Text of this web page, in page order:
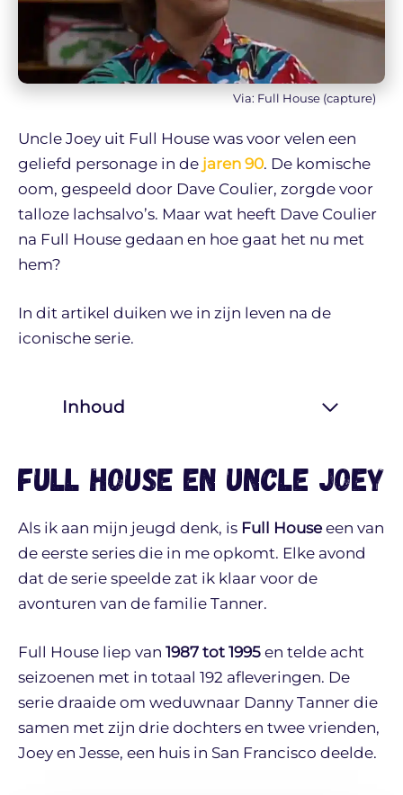
Via: Full House (capture)
Uncle Joey uit Full House was voor velen een
geliefd personage in de jaren 90. De komische
oom, gespeeld door Dave Coulier, zorgde voor
talloze lachsalvo’s. Maar wat heeft Dave Coulier
na Full House gedaan en hoe gaat het nu met
hem?
In dit artikel duiken we in zijn leven na de
iconische serie.
Inhoud
Full House en Uncle Joey
Als ik aan mijn jeugd denk, is Full Houseeen van
de eerste series die in me opkomt. Elke avond
dat de serie speelde zat ik klaar voor de
avonturen van de familie Tanner.
Full House liep van 1987 tot 1995 en telde acht
seizoenen met in totaal 192 afleveringen. De
serie draaide om weduwnaar Danny Tanner die
samen met zijn drie dochters en twee vrienden,
Joey en Jesse, een huis in San Francisco deelde.